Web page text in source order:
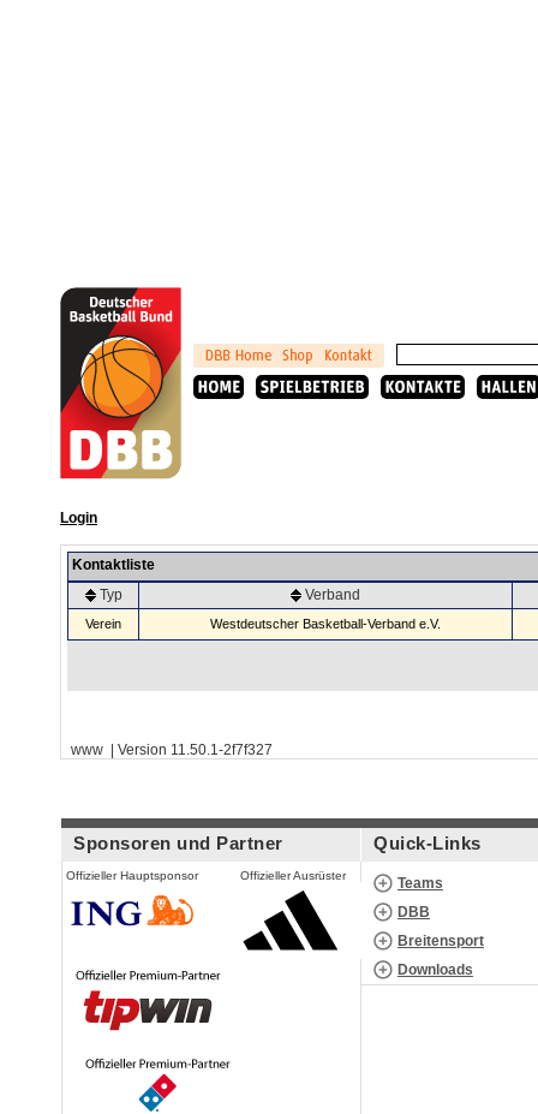
Login
Kontaktliste
Typ
Verband
Verein Westdeutscher Basketball-Verband e.V.
www | Version 11.50.1-2f7f327
Sponsoren und Partner
Offizieller Hauptsponsor Offizieller Ausrüster
Quick-Links
Teams
DBB
Breitensport
Downloads